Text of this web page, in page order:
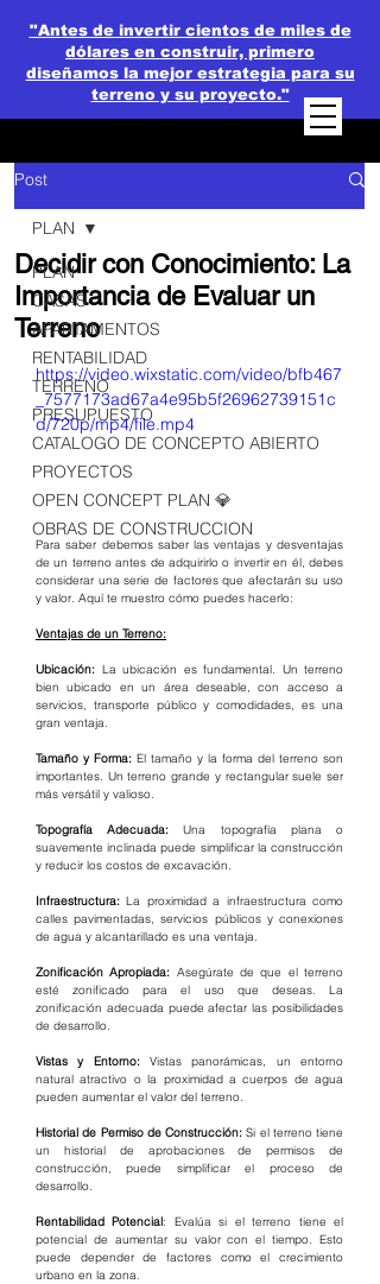
"Antes de invertir cientos de miles de
dólares en construir, primero
diseñamos la mejor estrategia para su
terreno y su proyecto."
Post
PLAN
CASAS
APARTAMENTOS
RENTABILIDAD
TERRENO
PRESUPUESTO
CATALOGO DE CONCEPTO ABIERTO
PROYECTOS
OPEN CONCEPT PLAN 💎
OBRAS DE CONSTRUCCION
PLAN
Decidir con Conocimiento: La
Importancia de Evaluar un
Terreno
https://video.wixstatic.com/video/bfb467
_7577173ad67a4e95b5f26962739151c
d/720p/mp4/file.mp4
Para saber debemos saber las ventajas y desventajas
de un terreno antes de adquirirlo o invertir en él, debes
considerar una serie de factores que afectarán su uso
y valor. Aquí te muestro cómo puedes hacerlo:
Ventajas de un Terreno:
Ubicación: La ubicación es fundamental. Un terreno
bien ubicado en un área deseable, con acceso a
servicios, transporte público y comodidades, es una
gran ventaja.
Tamaño y Forma: El tamaño y la forma del terreno son
importantes. Un terreno grande y rectangular suele ser
más versátil y valioso.
Topografía Adecuada: Una topografía plana o
suavemente inclinada puede simplificar la construcción
y reducir los costos de excavación.
Infraestructura: La proximidad a infraestructura como
calles pavimentadas, servicios públicos y conexiones
de agua y alcantarillado es una ventaja.
Zonificación Apropiada: Asegúrate de que el terreno
esté zonificado para el uso que deseas. La
zonificación adecuada puede afectar las posibilidades
de desarrollo.
Vistas y Entorno: Vistas panorámicas, un entorno
natural atractivo o la proximidad a cuerpos de agua
pueden aumentar el valor del terreno.
Historial de Permiso de Construcción: Si el terreno tiene
un historial de aprobaciones de permisos de
construcción, puede simplificar el proceso de
desarrollo.
Rentabilidad Potencial: Evalúa si el terreno tiene el
potencial de aumentar su valor con el tiempo. Esto
puede depender de factores como el crecimiento
urbano en la zona.